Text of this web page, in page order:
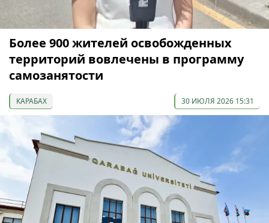
Более 900 жителей освобожденных
территорий вовлечены в программу
самозанятости
КАРАБАХ 30 ИЮЛЯ 2026 15:31